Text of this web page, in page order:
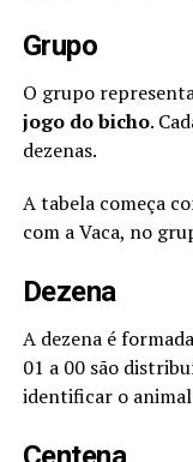
Grupo
O grupo
jogo do bicho.
dezenas.
A tabela começa
com a Vaca, no
Dezena
A dezena é
01 a 00 são
identificar o